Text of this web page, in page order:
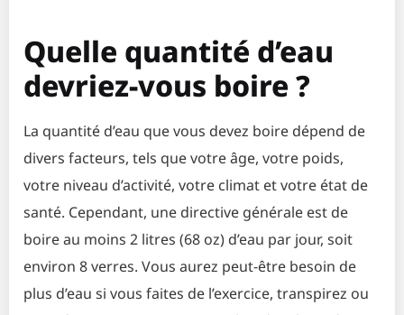
Quelle quantité d’eau
devriez-vous boire ?
La quantité d’eau que vous devez boire dépend de
divers facteurs, tels que votre âge, votre poids,
votre niveau d’activité, votre climat et votre état de
santé. Cependant, une directive générale est de
boire au moins 2 litres (68 oz) d’eau par jour, soit
environ 8 verres. Vous aurez peut-être besoin de
plus d’eau si vous faites de l’exercice, transpirez ou